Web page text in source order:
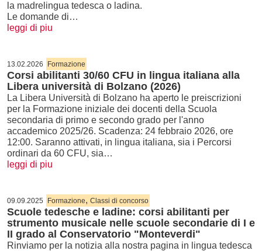
la madrelingua tedesca o ladina.
Le domande di…
leggi di piu
13.02.2026 Formazione
Corsi abilitanti 30/60 CFU in lingua italiana alla
Libera università di Bolzano (2026)
La Libera Università di Bolzano ha aperto le preiscrizioni
per la Formazione iniziale dei docenti della Scuola
secondaria di primo e secondo grado per l'anno
accademico 2025/26. Scadenza: 24 febbraio 2026, ore
12:00. Saranno attivati, in lingua italiana, sia i Percorsi
ordinari da 60 CFU, sia…
leggi di piu
09.09.2025 Formazione, Classi di concorso
Scuole tedesche e ladine: corsi abilitanti per
strumento musicale nelle scuole secondarie di I e
II grado al Conservatorio "Monteverdi"
Rinviamo per la notizia alla nostra pagina in lingua tedesca